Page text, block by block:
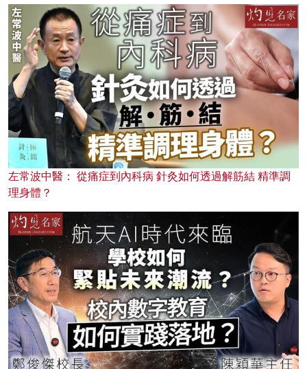
左常波中醫： 從痛症到內科病 針灸如何透過解筋結 精準調
理身體？